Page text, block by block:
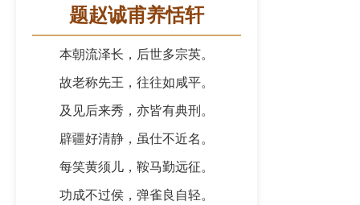
题赵诚甫养恬轩
本朝流泽长，后世多宗英。
故老称先王，往往如咸平。
及见后来秀，亦皆有典刑。
辟疆好清静，虽仕不近名。
每笑黄须儿，鞍马勤远征。
功成不过侯，弹雀良自轻。